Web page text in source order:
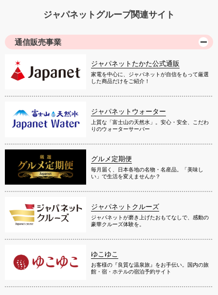
ジャパネットグループ関連サイト
通信販売事業
ジャパネットたかた公式通販
家電を中心に、ジャパネットが自信をもって厳選
した商品だけをご紹介！
ジャパネットウォーター
上質な「富士山の天然水」。安心・安全、こだわ
りのウォーターサーバー
グルメ定期便
毎月届く、日本各地の名物・名産品。「美味し
い」で生活を変えませんか？
ジャパネットクルーズ
ジャパネットが磨き上げたおもてなしで、感動の
豪華クルーズ体験を。
ゆこゆこ
お客様の『良質な温泉旅』をお手伝い。国内の旅
館・宿・ホテルの宿泊予約サイト